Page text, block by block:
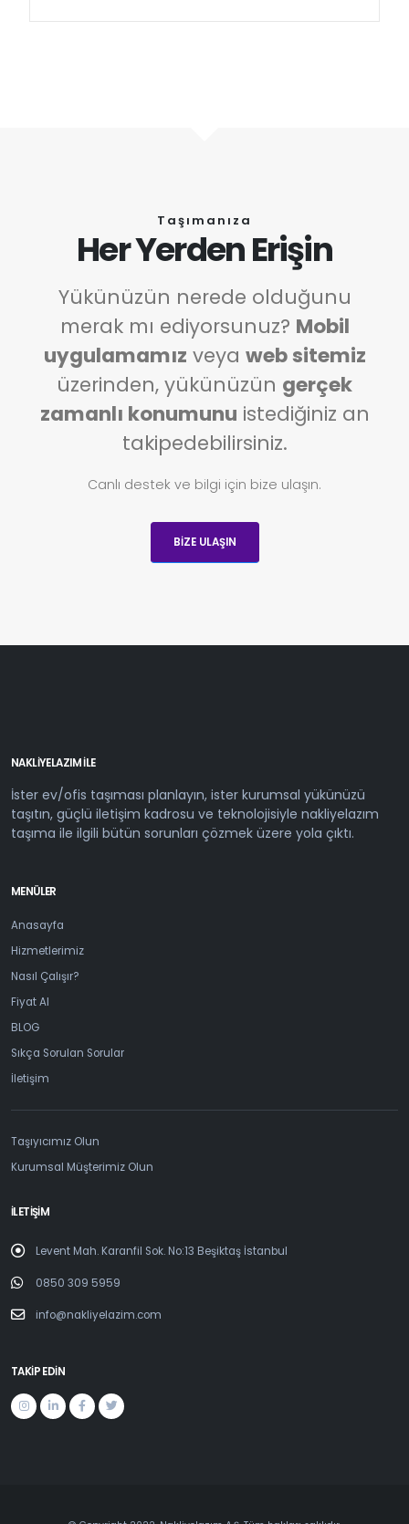
Taşımanıza
Her Yerden Erişin
Yükünüzün nerede olduğunu
merak mı ediyorsunuz? Mobil
uygulamamız veya web sitemiz
üzerinden, yükünüzün gerçek
zamanlı konumunu istediğiniz an
takipedebilirsiniz.
Canlı destek ve bilgi için bize ulaşın.
BIZE ULAŞIN
NAKLIYELAZIM ILE
İster ev/ofis taşıması planlayın, ister kurumsal yükünüzü
taşıtın, güçlü iletişim kadrosu ve teknolojisiyle nakliyelazım
taşıma ile ilgili bütün sorunları çözmek üzere yola çıktı.
MENÜLER
Anasayfa
Hizmetlerimiz
Nasıl Çalışır?
Fiyat Al
BLOG
Sıkça Sorulan Sorular
İletişim
Taşıyıcımız Olun
Kurumsal Müşterimiz Olun
İLETİŞİM
Levent Mah. Karanfil Sok. No:13 Beşiktaş İstanbul
0850 309 5959
info@nakliyelazim.com
TAKİP EDİN